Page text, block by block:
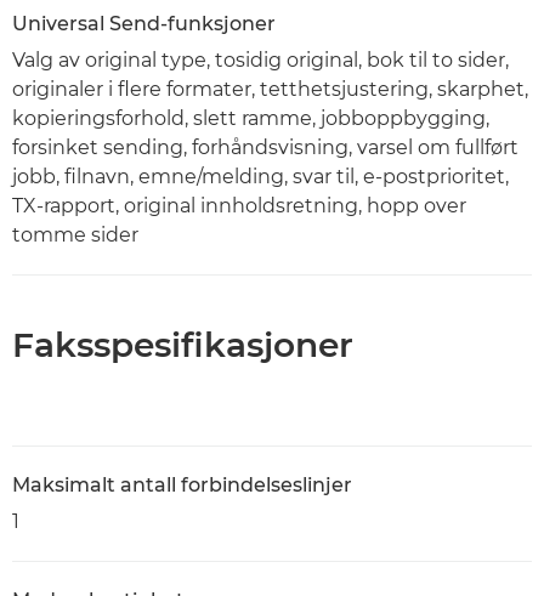
Universal Send-funksjoner
Valg av original type, tosidig original, bok til to sider,
originaler i flere formater, tetthetsjustering, skarphet,
kopieringsforhold, slett ramme, jobboppbygging,
forsinket sending, forhåndsvisning, varsel om fullført
jobb, filnavn, emne/melding, svar til, e-postprioritet,
TX-rapport, original innholdsretning, hopp over
tomme sider
Faksspesifikasjoner
Maksimalt antall forbindelseslinjer
1